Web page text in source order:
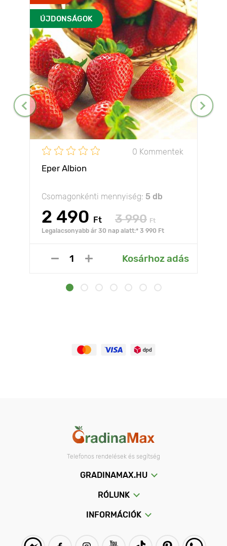
ÚJDONSÁGOK
0 Kommentek
Eper Albion
Csomagonkénti mennyiség: 5 db
2 490 Ft 3 990 Ft
Legalacsonyabb ár 30 nap alatt:* 3 990 Ft
Kosárhoz adás
Telefonos rendelések és segítség
GRADINAMAX.HU
RÓLUNK
INFORMÁCIÓK